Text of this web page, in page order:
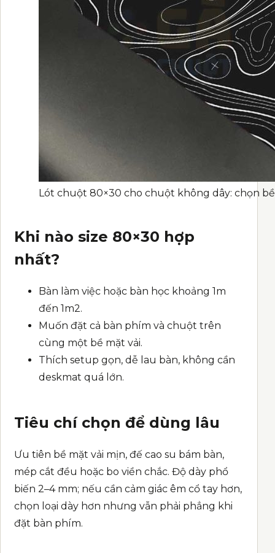
Lót chuột 80×30 cho chuột không dây: chọn
Khi nào size 80×30 hợp
nhất?
Bàn làm việc hoặc bàn học khoảng 1m
đến 1m2.
Muốn đặt cả bàn phím và chuột trên
cùng một bề mặt vải.
Thích setup gọn, dễ lau bàn, không cần
deskmat quá lớn.
Tiêu chí chọn để dùng lâu
Ưu tiên bề mặt vải mịn, đế cao su bám bàn,
mép cắt đều hoặc bo viền chắc. Độ dày phổ
biến 2–4 mm; nếu cần cảm giác êm cổ tay hơn,
chọn loại dày hơn nhưng vẫn phải phẳng khi
đặt bàn phím.